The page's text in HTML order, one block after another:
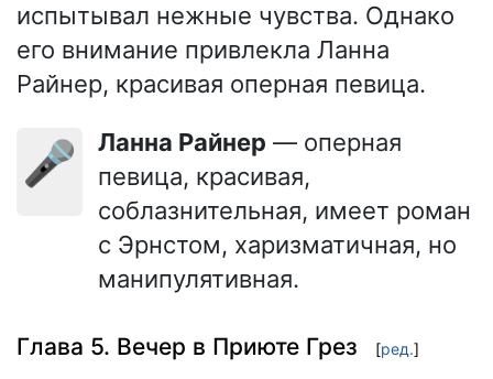
испытывал нежные чувства. Однако
его внимание привлекла Ланна
Райнер, красивая оперная певица.
🎤 Ланна Райнер — оперная
певица, красивая,
соблазнительная, имеет роман
с Эрнстом, харизматичная, но
манипулятивная.
Глава 5. Вечер в Приюте Грез [ред.]